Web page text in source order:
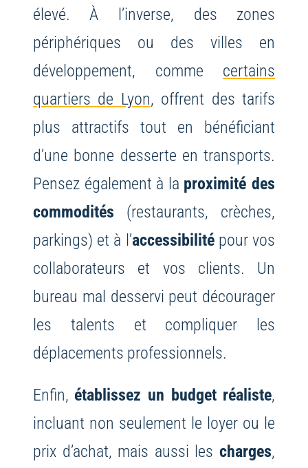
élevé. À l’inverse, des zones
périphériques ou des villes en
développement, comme certains
quartiers de Lyon, offrent des tarifs
plus attractifs tout en bénéficiant
d’une bonne desserte en transports.
Pensez également à la proximité des
commodités (restaurants, crèches,
parkings) et à l’accessibilitépour vos
collaborateurs et vos clients. Un
bureau mal desservi peut décourager
les talents et compliquer les
déplacements professionnels.
Enfin, établissez un budget réaliste,
incluant non seulement le loyer ou le
prix d’achat, mais aussi lescharges,